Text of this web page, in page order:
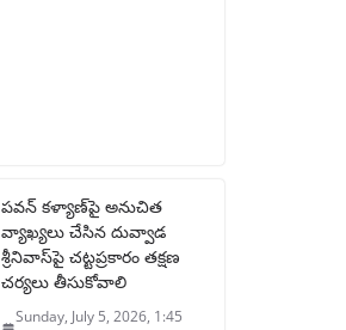
పవన్ కళ్యాణ్‌పై అనుచిత
వ్యాఖ్యలు చేసిన దువ్వాడ
శ్రీనివాస్‌పై చట్టప్రకారం తక్షణ
చర్యలు తీసుకోవాలి
Sunday, July 5, 2026, 1:45